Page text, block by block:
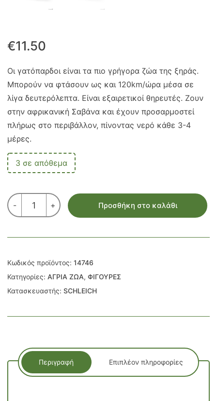
€11.50
Οι γατόπαρδοι είναι τα πιο γρήγορα ζώα της ξηράς.
Μπορούν να φτάσουν ως και 120km/ώρα μέσα σε
λίγα δευτερόλεπτα. Είναι εξαιρετικοί θηρευτές. Ζουν
στην αφρικανική Σαβάνα και έχουν προσαρμοστεί
πλήρως στο περιβάλλον, πίνοντας νερό κάθε 3-4
μέρες.
3 σε απόθεμα
-
ΓΑΤΟΠΑΡΔΟΣ
ΘΗΛΥΚΟ
ΣΥΛΛΕΚΤΙΚΗ
ποσότητα
+ Προσθήκη στο καλάθι
Κωδικός προϊόντος: 14746
Κατηγορίες: ΑΓΡΙΑ ΖΩΑ, ΦΙΓΟΥΡΕΣ
Κατασκευαστής: SCHLEICH
Περιγραφή Επιπλέον πληροφορίες